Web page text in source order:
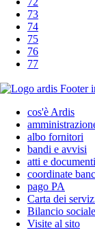
73
74
75
76
77
cos'è Ardis
albo fornitori
bandi e avvisi
atti e documenti
coordinate
pago PA
Carta dei
Bilancio sociale
Visite al sito